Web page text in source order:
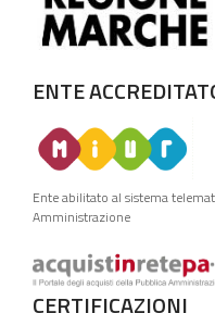
ENTE
Ente abilitato al sistema
Amministrazione
CERTIFICAZIONI